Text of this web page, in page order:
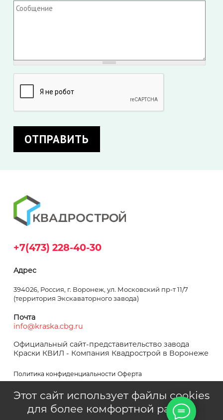
+7(473) 228-40-30
Адрес
394026, Россия, г. Воронеж, ул. Московский пр-т 11/7
(территория Экскаваторного завода)
Почта
info@kraska.cbg.ru
Официальный сайт-представительство завода
Краски КВИЛ - Компания Квадрострой в Воронеже
Политика конфиденциальности Оферта
Этот сайт использует файлы cookies
для более комфортной работы